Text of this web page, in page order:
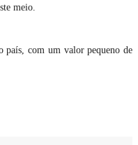
meio.
país, com um valor pequeno de